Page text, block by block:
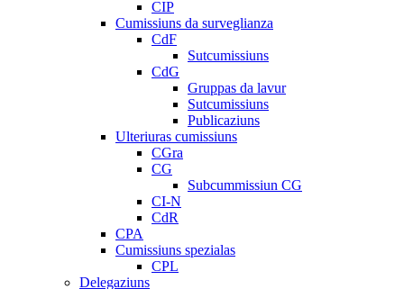
CIP
Cumissiuns da surveglianza
CdF
Sutcumissiuns
CdG
Gruppas da lavur
Sutcumissiuns
Publicaziuns
Ulteriuras cumissiuns
CGra
CG
Subcummissiun CG
CI-N
CdR
CPA
Cumissiuns spezialas
CPL
Delegaziuns